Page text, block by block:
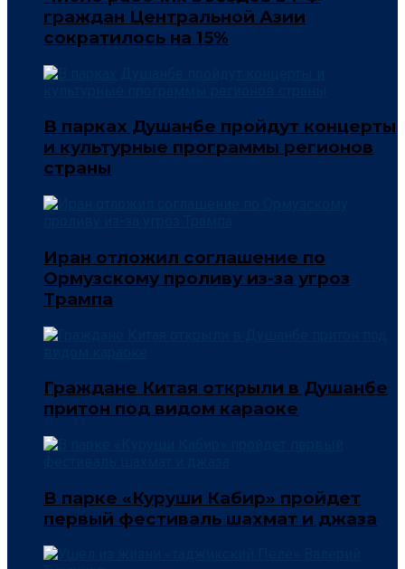
граждан Центральной Азии
сократилось на 15%
В парках Душанбе пройдут концерты
и культурные программы регионов
страны
Иран отложил соглашение по
Ормузскому проливу из-за угроз
Трампа
Граждане Китая открыли в Душанбе
притон под видом караоке
В парке «Куруши Кабир» пройдет
первый фестиваль шахмат и джаза